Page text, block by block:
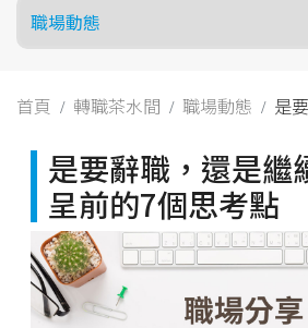
首頁 轉職茶水間 職場動態
是
是要辭職，還是繼
呈前的7個思考點